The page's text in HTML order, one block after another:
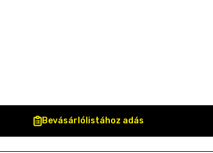
Bevásárlólistához adás